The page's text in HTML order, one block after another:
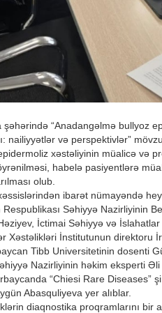
şəhərində “Anadangəlmə bullyoz
nailiyyətlər və perspektivlər”
xəstəliyinin müalicə və
habelə pasiyentlərə
olub.
ibarət nümayəndə
Səhiyyə Nazirliyinin
İctimai Səhiyyə və
Xəstəlikləri İnstitutunun direktoru
Tibb Universitetinin dosenti
Nazirliyinin həkim eksperti
“Chiesi Rare Diseases”
Abasquliyeva yer alıblar.
diaqnostika proqramlarını bir